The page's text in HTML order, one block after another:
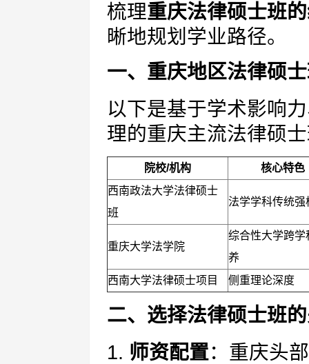
梳理重庆法律硕士班
晰地规划学业路径。
一、重庆地区法律硕
以下是基于学术影响
理的重庆主流法律硕
院校/机构
核心特色
西南政法大学法律硕士
班
法学学科传统强
重庆大学法学院
综合性大学跨学
养
西南大学法律硕士项目
侧重理论深度
二、选择法律硕士班
1. 师资配置：重庆头